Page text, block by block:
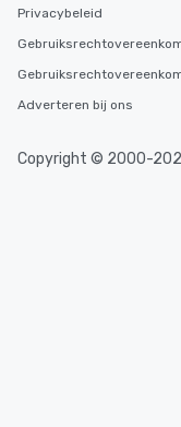
Privacybeleid
Adverteren bij ons
Copyright © 2000-